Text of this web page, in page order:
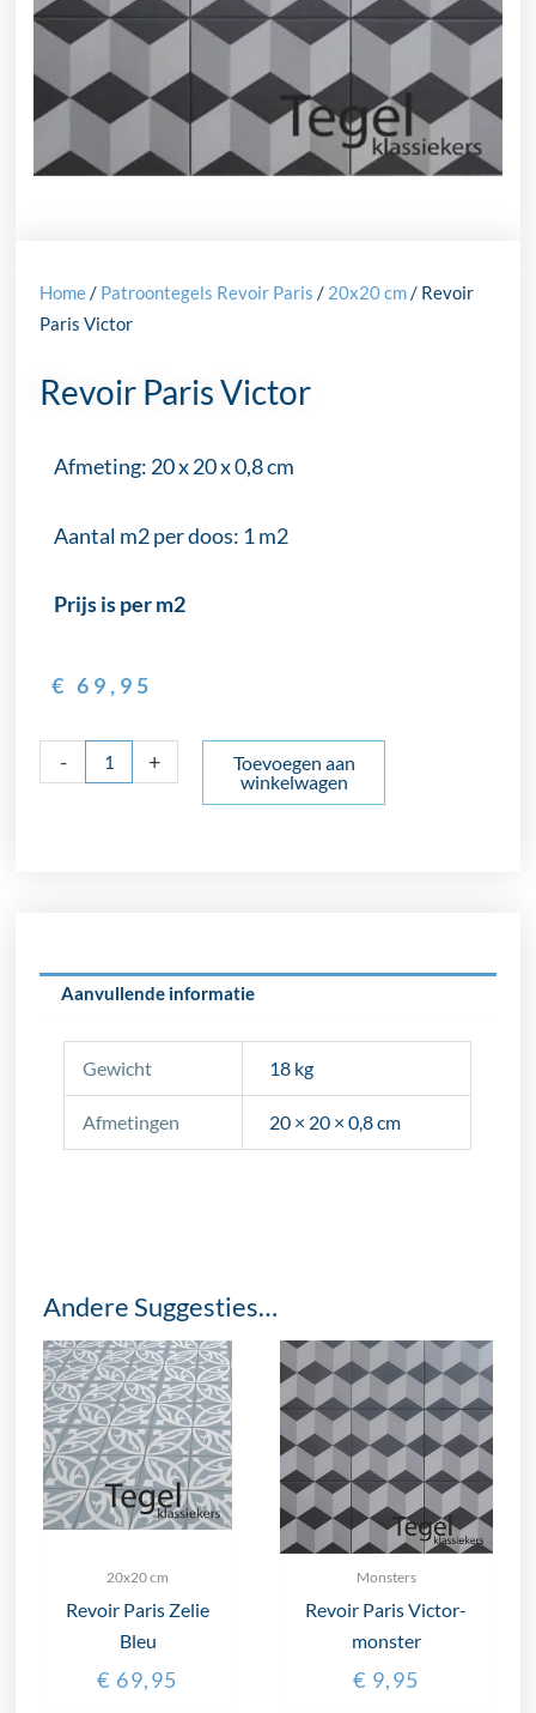
Home/ Patroontegels Revoir Paris / 20x20 cm/ Revoir
Paris Victor
Revoir Paris Victor
Afmeting: 20 x 20 x 0,8 cm
Aantal m2 per doos: 1 m2
Prijs is per m2
€ 69,95
-
Paris
+
Toevoegen aan
winkelwagen
Aanvullende informatie
Gewicht 18 kg
Afmetingen 20 × 20 × 0,8 cm
Andere Suggesties…
20x20 cm
Revoir Paris Zelie
Bleu
€ 69,95
Monsters
Revoir Paris Victor-
monster
€ 9,95